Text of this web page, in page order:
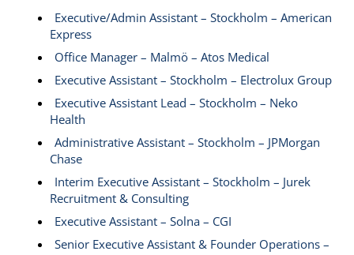
Executive/Admin Assistant – Stockholm – American
Express
Office Manager – Malmö – Atos Medical
Executive Assistant – Stockholm – Electrolux Group
Executive Assistant Lead – Stockholm – Neko
Health
Administrative Assistant – Stockholm – JPMorgan
Chase
Interim Executive Assistant – Stockholm – Jurek
Recruitment & Consulting
Executive Assistant – Solna – CGI
Senior Executive Assistant & Founder Operations –